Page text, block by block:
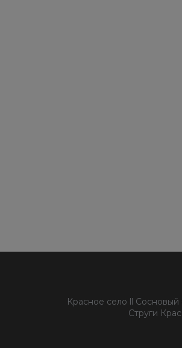
Красное село ll
Струги